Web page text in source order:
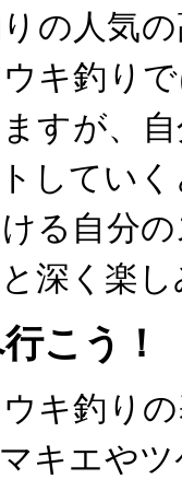
の人気
キ釣り
すが、
してい
る自分
深く楽
こう！
キ釣り
キエや